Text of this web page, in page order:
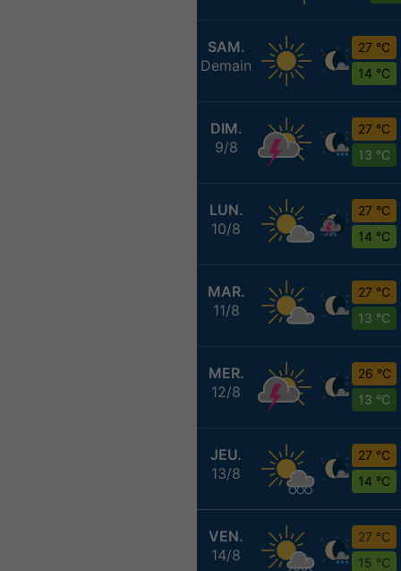
SAM.
Demain
27 °C
14 °C
DIM.
9/8
27 °C
13 °C
LUN.
10/8
27 °C
14 °C
MAR.
11/8
27 °C
13 °C
MER.
12/8
26 °C
13 °C
JEU.
13/8
27 °C
14 °C
VEN.
14/8
27 °C
15 °C